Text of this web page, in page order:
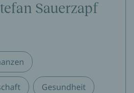
Sauerzapf
Gesundheit